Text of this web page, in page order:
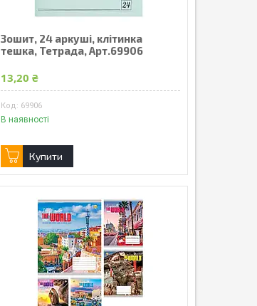
Зошит, 24 аркуші, клітинка
тешка, Тетрада, Арт.69906
13,20 ₴
69906
В наявності
Купити